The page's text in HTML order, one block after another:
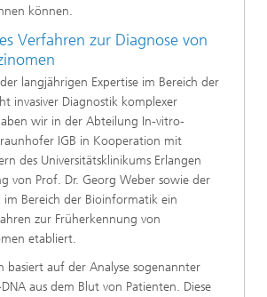
können.
Verfahren zur Diagnose von
langjährigen Expertise im Bereich der
invasiver Diagnostik komplexer
wir in der Abteilung In-vitro-
IGB in Kooperation mit
des Universitätsklinikums Erlangen
von Prof. Dr. Georg Weber sowie der
im Bereich der Bioinformatik ein
zur Früherkennung von
etabliert.
basiert auf der Analyse sogenannter
aus dem Blut von Patienten. Diese